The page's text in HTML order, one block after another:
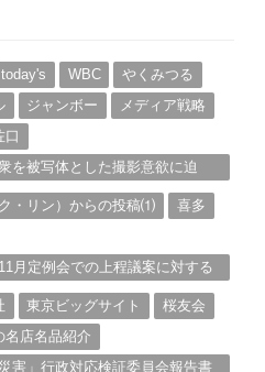
today's WBC
やくみつる
ジャンボー
メディア戦略
口
を被写体とした撮影意欲に迫
・リン）からの投稿⑴
喜多
月定例会での上程議案に対する
東京ビッグサイト
桜友会
名店名品紹介
害」行政対応検証委員会報告書